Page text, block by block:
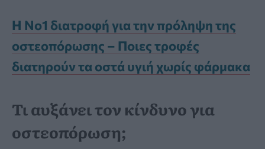
Η Νο1 διατροφή για την πρόληψη της
οστεοπόρωσης – Ποιες τροφές
διατηρούν τα οστά υγιή χωρίς φάρμακα
Τι αυξάνει τον κίνδυνο για
οστεοπόρωση;